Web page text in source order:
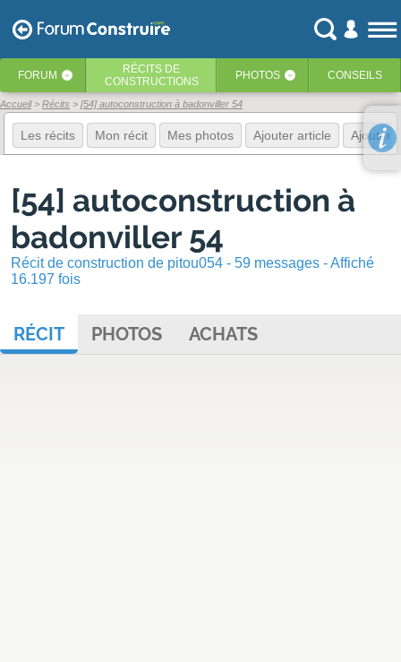
FORUM ‹ RÉCITS DE
CONSTRUCTIONS
PHOTOS ‹ CONSEILS
Accueil Récits [54] autoconstruction à badonviller 54
Les récits Mon récit Mes photos Ajouter article Ajouter
[54] autoconstruction à
badonviller 54
Récit de construction de pitou054 - 59 messages - Affiché
16.197 fois
RÉCIT PHOTOS ACHATS